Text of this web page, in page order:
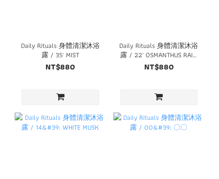
Daily Rituals 身體清潔沐浴
露 / 35' MIST
NT$880
Daily Rituals 身體清潔沐浴
露 / 22' OSMANTHUS RAIN
桂花雨
NT$880